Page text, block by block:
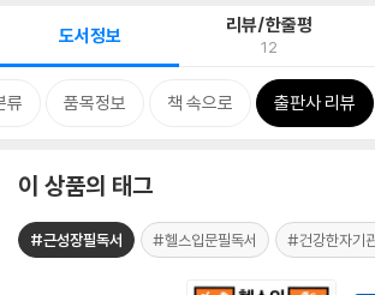
도서정보 리뷰/한줄평
12
류 품목정보 책 속으로 출판사 리뷰
이 상품의 태그
#근성장필독서 #헬스입문필독서 #건강한자기